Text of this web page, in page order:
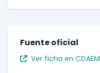
Fuente oficial
Ver ficha en CDAEM